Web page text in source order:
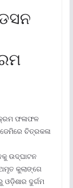
ଫଳାଫଳ
ଚିତ୍ରକଳା
ଉଦ୍‌ଘାଟନ
କୁଲାଙ୍ଗେ
ଓଡ଼ିଶାର ଦୁର୍ଗମ